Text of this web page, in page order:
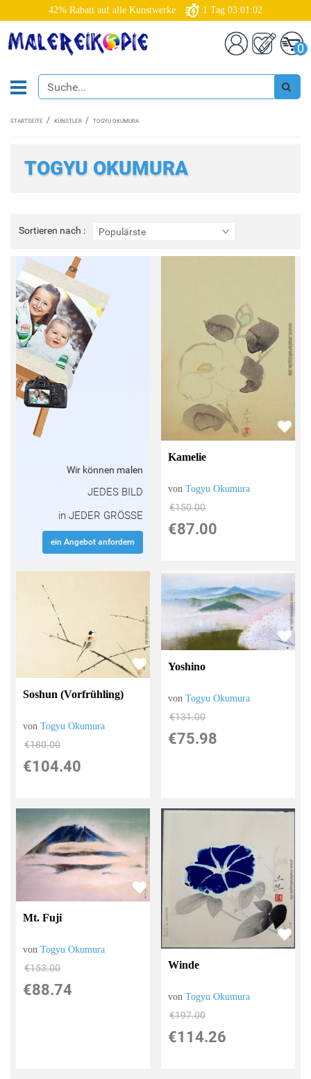
42% Rabatt auf alle Kunstwerke 1 Tag 03:01:02
0
STARTSEITE KÜNSTLER TOGYU OKUMURA
TOGYU OKUMURA
Sortieren nach : Populärste
Sortieren
nach
Wir können malen
JEDES BILD
in JEDER GRÖSSE
ein Angebot anfordern
Kamelie
vonTogyu Okumura
€150.00
€87.00
Soshun (Vorfrühling)
vonTogyu Okumura
€180.00
€104.40
Yoshino
vonTogyu Okumura
€131.00
€75.98
Mt. Fuji
vonTogyu Okumura
€153.00
€88.74
Winde
vonTogyu Okumura
€197.00
€114.26